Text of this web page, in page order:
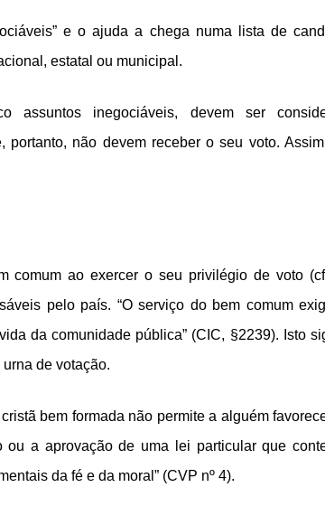
e o ajuda a chega numa lista de
estatal ou municipal.
assuntos inegociáveis, devem ser
não devem receber o seu voto.
comum ao exercer o seu privilégio de voto
pelo país. “O serviço do bem comum
da comunidade pública” (CIC, §2239). Isto
de votação.
bem formada não permite a alguém
a aprovação de uma lei particular que
da fé e da moral” (CVP nº 4).